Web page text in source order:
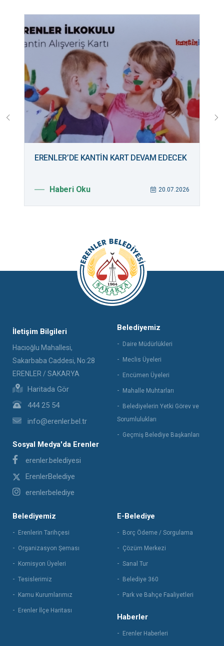
ERENLER’DE KANTİN KART DEVAM EDECEK
Haberi Oku 20.07.2026
İletişim Bilgileri
Hacıoğlu Mahallesi,
Sakarbaba Caddesi, No:28
ERENLER / SAKARYA
Haritada Gör
444 25 54
info@erenler.bel.tr
Sosyal Medya'da Erenler
erenler.belediyesi
ErenlerBelediye
erenlerbelediye
Belediyemiz
Daire Müdürlükleri
Meclis Üyeleri
Encümen Üyeleri
Mahalle Muhtarları
Belediyelerin Yetki Görev ve
Sorumlulukları
Geçmiş Belediye Başkanları
Belediyemiz
Erenlerin Tarihçesi
Organizasyon Şeması
Komisyon Üyeleri
Tesislerimiz
Kamu Kurumlarımız
Erenler İlçe Haritası
E-Belediye
Borç Ödeme / Sorgulama
Çözüm Merkezi
Sanal Tur
Belediye 360
Park ve Bahçe Faaliyetleri
Haberler
Erenler Haberleri